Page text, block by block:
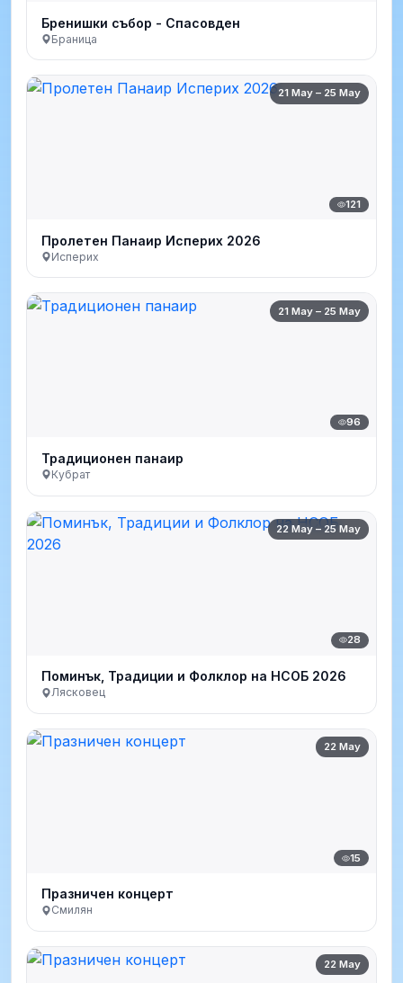
Бренишки събор - Спасовден
Браница
21 May – 25 May
121
Пролетен Панаир Исперих 2026
Исперих
21 May – 25 May
96
Традиционен панаир
Кубрат
22 May – 25 May
28
Поминък, Традиции и Фолклор на НСОБ 2026
Лясковец
22 May
15
Празничен концерт
Смилян
22 May